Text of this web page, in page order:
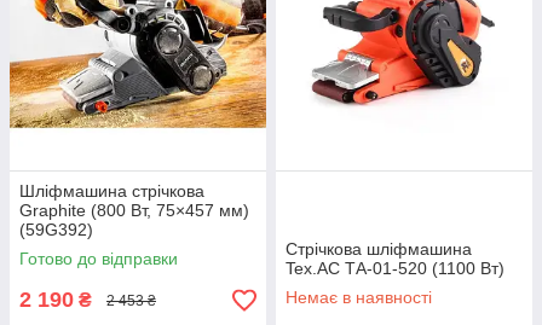
Шліфмашина стрічкова
Graphite (800 Вт, 75×457 мм)
(59G392)
Готово до відправки
2 190 ₴ 2 453 ₴
Стрічкова шліфмашина
Tex.AC ТА-01-520 (1100 Вт)
Немає в наявності